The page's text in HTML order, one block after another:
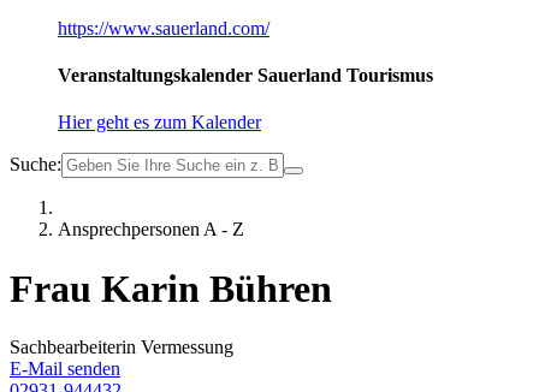
https://www.sauerland.com/
Veranstaltungskalender Sauerland Tourismus
Hier geht es zum Kalender
Suche:
Ansprechpersonen A - Z
Frau Karin Bühren
Sachbearbeiterin Vermessung
E-Mail senden